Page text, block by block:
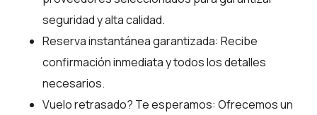
seguridad y alta calidad.
Reserva instantánea garantizada: Recibe
confirmación inmediata y todos los detalles
necesarios.
Vuelo retrasado? Te esperamos: Ofrecemos un